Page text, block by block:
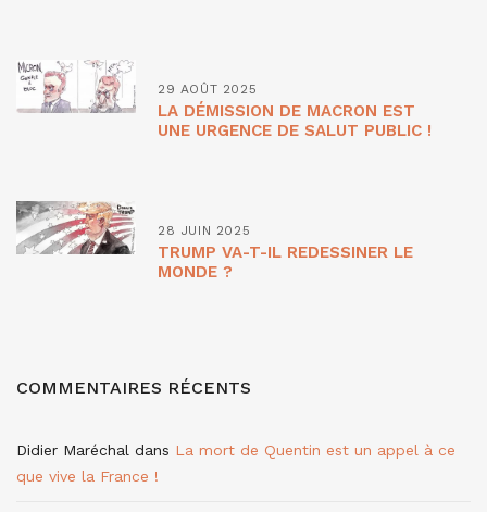
29 AOÛT 2025
LA DÉMISSION DE MACRON EST
UNE URGENCE DE SALUT PUBLIC !
28 JUIN 2025
TRUMP VA-T-IL REDESSINER LE
MONDE ?
COMMENTAIRES RÉCENTS
Didier Maréchal dans La mort de Quentin est un appel à ce
que vive la France !